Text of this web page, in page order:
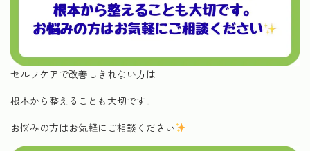
セルフケアで改善しきれない方は
根本から整えることも大切です。
お悩みの方はお気軽にご相談ください